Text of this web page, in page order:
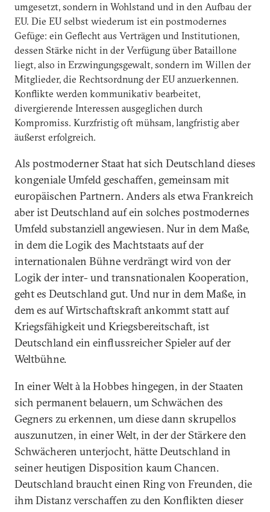
umgesetzt, sondern in Wohlstand und in den Aufbau der
EU. Die EU selbst wiederum ist ein postmodernes
Gefüge: ein Geflecht aus Verträgen und Institutionen,
dessen Stärke nicht in der Verfügung über Bataillone
liegt, also in Erzwingungsgewalt, sondern im Willen der
Mitglieder, die Rechtsordnung der EU anzuerkennen.
Konflikte werden kommunikativ bearbeitet,
divergierende Interessen ausgeglichen durch
Kompromiss. Kurzfristig oft mühsam, langfristig aber
äußerst erfolgreich.
Als postmoderner Staat hat sich Deutschland dieses
kongeniale Umfeld geschaffen, gemeinsam mit
europäischen Partnern. Anders als etwa Frankreich
aber ist Deutschland auf ein solches postmodernes
Umfeld substanziell angewiesen. Nur in dem Maße,
in dem die Logik des Machtstaats auf der
internationalen Bühne verdrängt wird von der
Logik der inter- und transnationalen Kooperation,
geht es Deutschland gut. Und nur in dem Maße, in
dem es auf Wirtschaftskraft ankommt statt auf
Kriegsfähigkeit und Kriegsbereitschaft, ist
Deutschland ein einflussreicher Spieler auf der
Weltbühne.
In einer Welt à la Hobbes hingegen, in der Staaten
sich permanent belauern, um Schwächen des
Gegners zu erkennen, um diese dann skrupellos
auszunutzen, in einer Welt, in der der Stärkere den
Schwächeren unterjocht, hätte Deutschland in
seiner heutigen Disposition kaum Chancen.
Deutschland braucht einen Ring von Freunden, die
ihm Distanz verschaffen zu den Konflikten dieser